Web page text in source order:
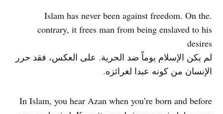
.Islam has never been against freedom. On the
contrary, it frees man from being enslaved to his
desires
لم يكن الإسلام يوماً ضد الحرية. على العكس، فقد حرر
الإنسان من كونه عبدا لغرائزه.
In Islam, you hear Azan when you’re born and before